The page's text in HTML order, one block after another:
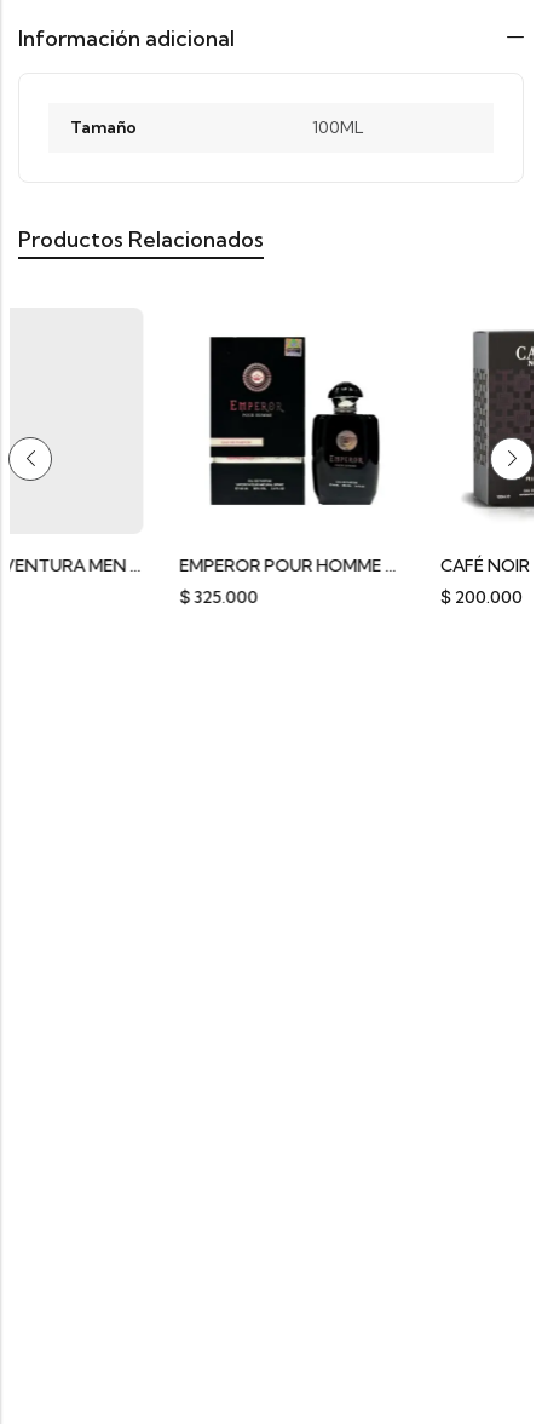
Información adicional
Tamaño 100ML
Productos Relacionados
NESSRIN AVENTURA MEN SULTAN EMPEROR POUR HOMME FRAGRANCE DELUXE CAFÉ NOIR RIIFFS